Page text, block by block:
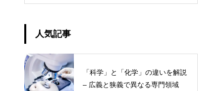
人気記事
「科学」と「化学」の違いを解説
– 広義と狭義で異なる専門領域